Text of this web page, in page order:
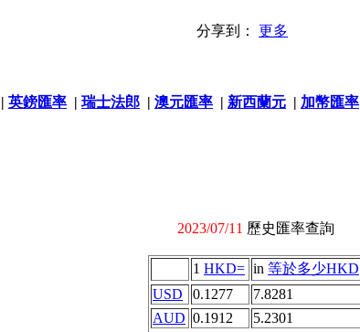
分享到： 更多
| 英鎊匯率 | 瑞士法郎 | 澳元匯率 | 新西蘭元 | 加幣匯率
2023/07/11 歷史匯率查詢
1 HKD= in 等於多少HKD
USD
0.1277
7.8281
AUD 0.1912
5.2301